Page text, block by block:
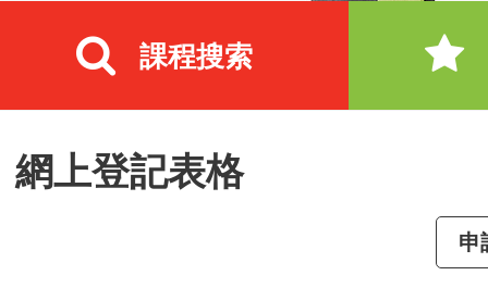
課程搜索
網上登記表格
申